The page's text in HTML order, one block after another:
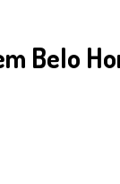
Belo